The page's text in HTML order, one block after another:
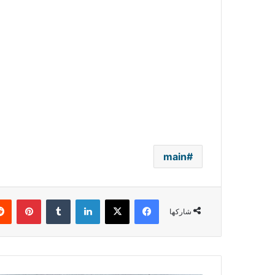
main
شاركها
فيسبوك ‫X لينكدإن